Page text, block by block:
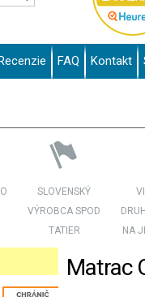
FAQ Kontakt
SLOVENSKÝ
VÝROBCA SPOD
TATIER
NA
Matrac